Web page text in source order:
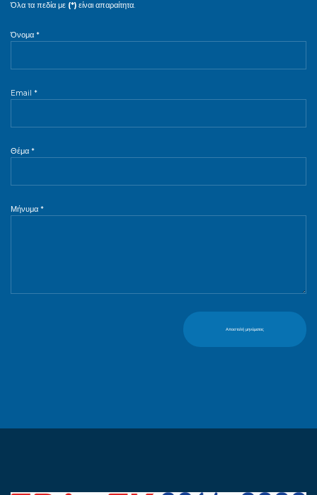
Όλα τα πεδία με (*) είναι απαραίτητα.
Όνομα *
Email *
Θέμα *
Μήνυμα *